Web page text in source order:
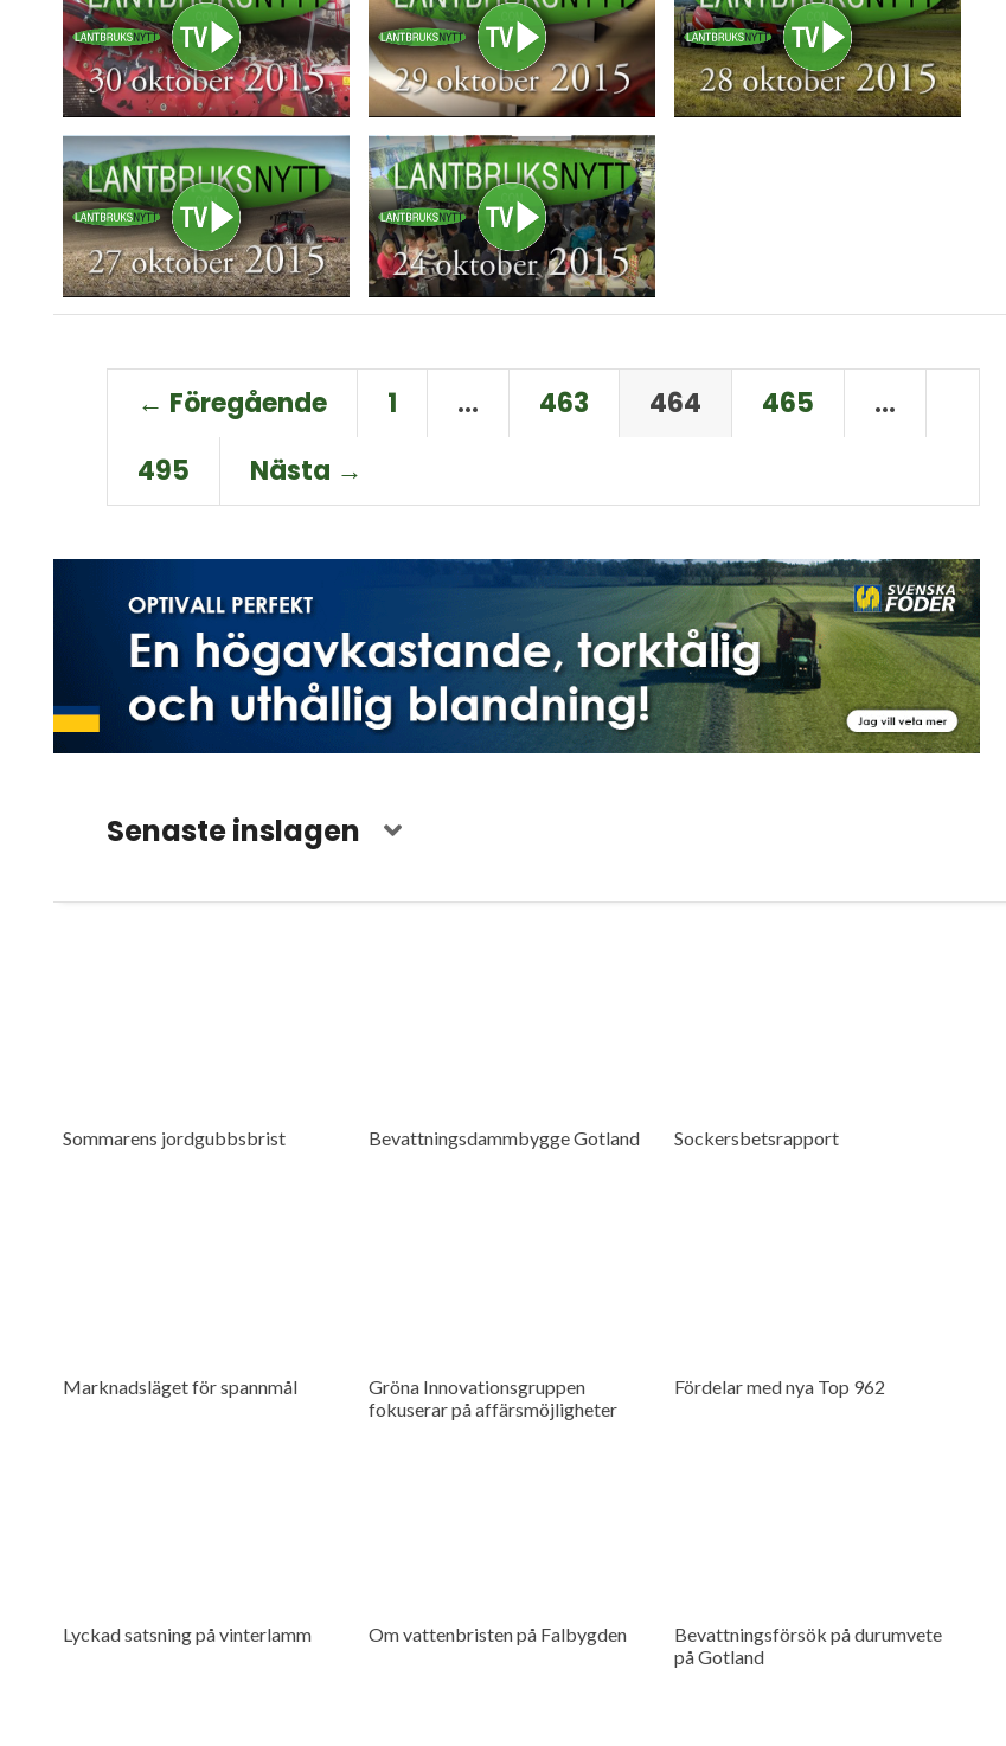
← Föregående 1 … 463 464 465
…
495
Nästa →
Senaste inslagen
Sommarens jordgubbsbrist Bevattningsdammbygge Gotland Sockersbetsrapport
Marknadsläget för spannmål
Gröna Innovationsgruppen
fokuserar på affärsmöjligheter
Fördelar med nya Top 962
Lyckad satsning på vinterlamm Om vattenbristen på Falbygden
Bevattningsförsök på durumvete
på Gotland